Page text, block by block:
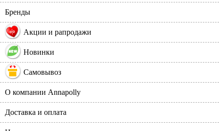
Бренды
% Акции и рапродажи
Новинки
Самовывоз
О компании Annapolly
Доставка и оплата